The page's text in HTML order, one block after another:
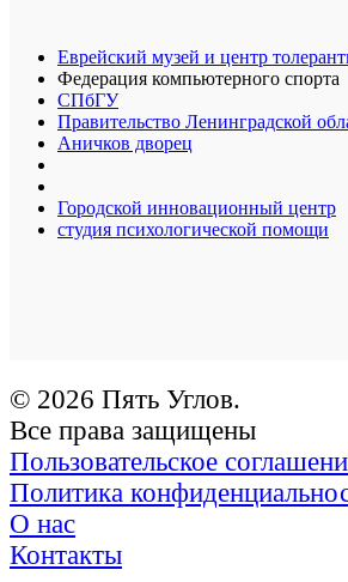
Еврейский музей и центр
Федерация компьютерного спорта
СПбГУ
Правительство Ленинградской
Аничков дворец
Городской инновационный центр
студия психологической помощи
© 2026 Пять Углов.
Все права защищены
Пользовательское
Политика
О нас
Контакты